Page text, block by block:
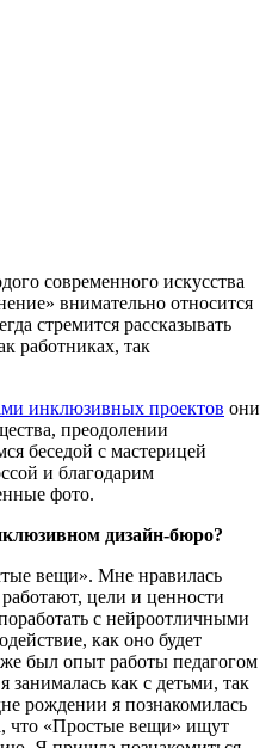
современного искусства
внимательно относится
стремится рассказывать
работниках, так
инклюзивных проектов они
преодолении
беседой с мастерицей
и благодарим
фото.
дизайн-бюро?
вещи». Мне нравилась
цели и ценности
с нейроотличными
как оно будет
был опыт работы педагогом
занималась как с детьми, так
рождении я познакомилась
что «Простые вещи» ищут